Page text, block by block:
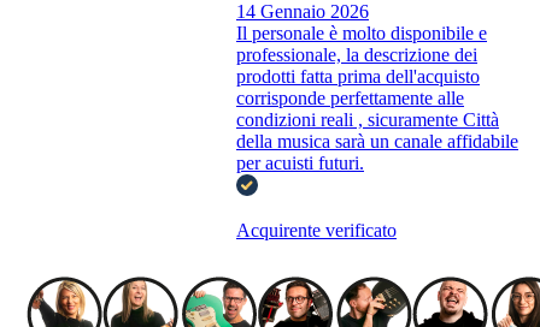
14 Gennaio 2026
Il personale è molto disponibile e
professionale, la descrizione dei
prodotti fatta prima dell'acquisto
corrisponde perfettamente alle
condizioni reali , sicuramente Città
della musica sarà un canale affidabile
per acuisti futuri.
Acquirente verificato